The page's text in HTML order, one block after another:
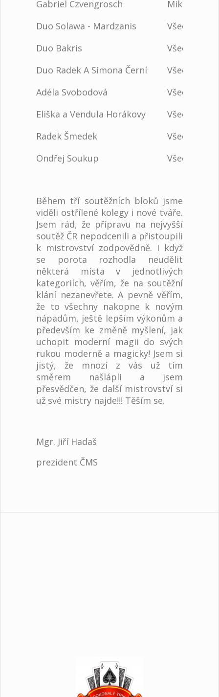
Gabriel Czvengrosch
Mikromagie
Duo Solawa - Mardzanis
Všeobecná
Duo Bakris
Všeobecná
Duo Radek A Simona Černí
Všeobecná
Adéla Svobodová
Všeobecná
Eliška a Vendula Horákovy
Všeobecná
Radek Šmedek
Všeobecná
Ondřej Soukup
Všeobecná
Během tří soutěžních bloků jsme
viděli ostřílené kolegy i nové tváře.
Jsem rád, že přípravu na nejvyšší
soutěž ČR nepodcenili a přistoupili
k mistrovství zodpovědně. I když
se porota rozhodla neudělit
některá místa v jednotlivých
kategoriích, věřím, že na soutěžní
klání nezanevřete. A pevně věřím,
že to všechny nakopne k novým
nápadům, ještě lepším výkonům a
především ke změně myšlení, jak
uchopit moderní magii do svých
rukou moderně a magicky! Jsem si
jistý, že mnozí z vás už tím
směrem našlápli a jsem
přesvědčen, že další mistrovství si
už své mistry najde!!! Těším se.
Mgr. Jiří Hadaš
prezident ČMS